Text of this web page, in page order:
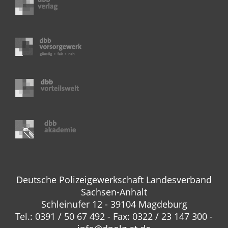
Deutsche Polizeigewerkschaft Landesverband
Sachsen-Anhalt
Schleinufer 12 - 39104 Magdeburg
Tel.: 0391 / 50 67 492 - Fax: 0322 / 23 147 300 -